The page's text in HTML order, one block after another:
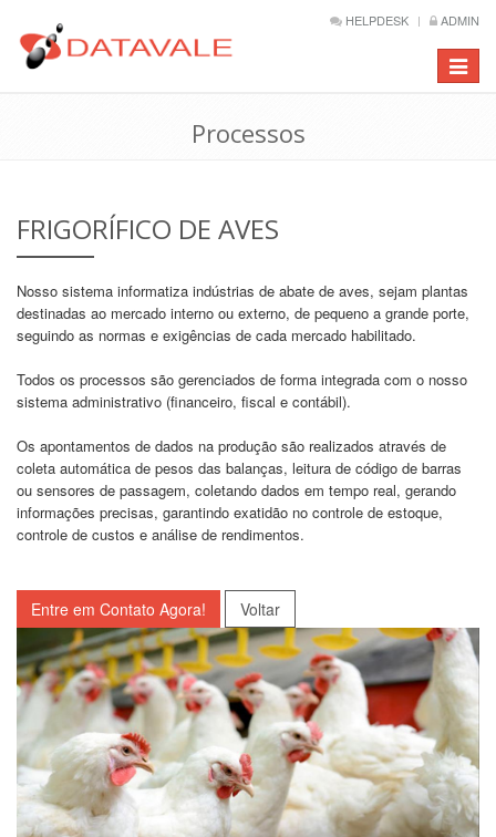
HELPDESK ADMIN
Barra
de
Processos
FRIGORÍFICO DE AVES
Nosso sistema informatiza indústrias de abate de aves, sejam plantas
destinadas ao mercado interno ou externo, de pequeno a grande porte,
seguindo as normas e exigências de cada mercado habilitado.
Todos os processos são gerenciados de forma integrada com o nosso
sistema administrativo (financeiro, fiscal e contábil).
Os apontamentos de dados na produção são realizados através de
coleta automática de pesos das balanças, leitura de código de barras
ou sensores de passagem, coletando dados em tempo real, gerando
informações precisas, garantindo exatidão no controle de estoque,
controle de custos e análise de rendimentos.
Entre em Contato Agora! Voltar